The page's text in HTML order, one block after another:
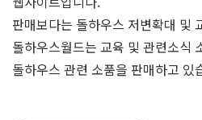
판매보다는 돌하우스 저변확대 및
돌하우스월드는 교육 및 관련소식
돌하우스 관련 소품을 판매하고 있